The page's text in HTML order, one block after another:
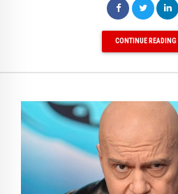
CONTINUE READING